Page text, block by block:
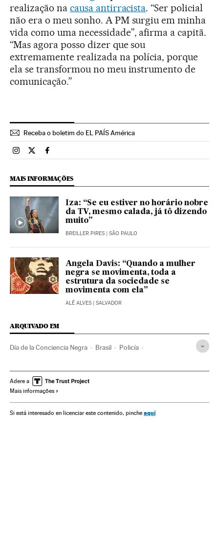
realização na causa antirracista. “Ser policial
não era o meu sonho. A PM surgiu em minha
vida como uma necessidade”, afirma a capitã.
“Mas agora posso dizer que sou
extremamente realizada na polícia, porque
ela se transformou no meu instrumento de
comunicação.”
Receba o boletim do EL PAÍS América
Brasil El País Brasil en Instagram
Brasil El País Brasil en Twitter
Brasil El País Brasil en Facebook
MAIS INFORMAÇÕES
Iza: “Se eu estiver no horário nobre
da TV, mesmo calada, já tô dizendo
muito”
BREILLER PIRES | SÃO PAULO
Angela Davis: “Quando a mulher
negra se movimenta, toda a
estrutura da sociedade se
movimenta com ela”
ALÊ ALVES | SALVADOR
ARQUIVADO EM
Día de la Conciencia Negra Brasil Policía
Racismo Población negra
Candomblé
Prejuicios Discriminación religiosa Discriminación
Adere a
Mais informações
Si está interesado en licenciar este contenido, pinche aquí